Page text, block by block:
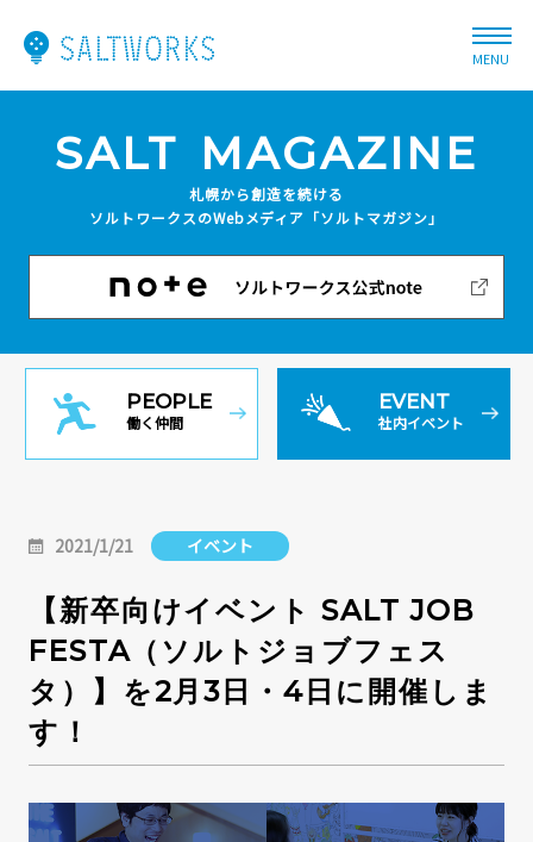
SALT MAGAZINE
札幌から創造を続ける
ソルトワークスのWebメディア 「ソルトマガジン」
PEOPLE
働く仲間
EVENT
社内イベント
2021/1/21 イベント
【新卒向けイベント SALT JOB
FESTA（ソルトジョブフェス
タ）】を2月3日・4日に開催しま
す！
MENU